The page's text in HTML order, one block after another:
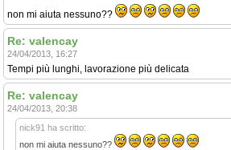
non mi aiuta nessuno??
Re: valencay
24/04/2013, 16:27
Tempi più lunghi, lavorazione più delicata
Re: valencay
24/04/2013, 20:38
nick91 ha scritto:
non mi aiuta nessuno??